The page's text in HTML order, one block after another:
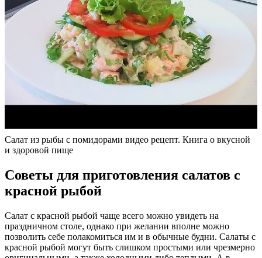
Салат из рыбы с помидорами видео рецепт. Книга о вкусной
и здоровой пище
Советы для приготовления салатов с
красной рыбой
Салат с красной рыбой чаще всего можно увидеть на
праздничном столе, однако при желании вполне можно
позволить себе полакомиться им и в обычные будни. Салаты с
красной рыбой могут быть слишком простыми или чрезмерно